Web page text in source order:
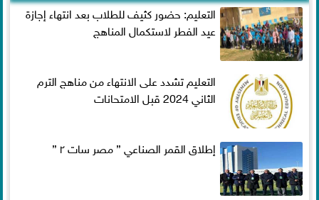
التعليم: حضور كثيف للطلاب بعد انتهاء إجازة
عيد الفطر لاستكمال المناهج
التعليم تشدد على الانتهاء من مناهج الترم
الثاني 2024 قبل الامتحانات
إطلاق القمر الصناعي ” مصر سات ٢ ”